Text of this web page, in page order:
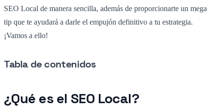
SEO Local de manera sencilla, además de proporcionarte un mega
tip que te ayudará a darle el empujón definitivo a tu estrategia.
¡Vamos a ello!
Tabla de contenidos
¿Qué es el SEO Local?